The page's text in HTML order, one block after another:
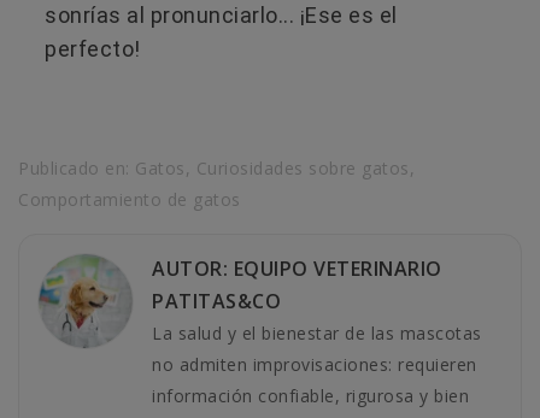
sonrías al pronunciarlo... ¡Ese es el
perfecto!
Publicado en: Gatos, Curiosidades sobre gatos,
Comportamiento de gatos
AUTOR: EQUIPO VETERINARIO
PATITAS&CO
La salud y el bienestar de las mascotas
no admiten improvisaciones: requieren
información confiable, rigurosa y bien